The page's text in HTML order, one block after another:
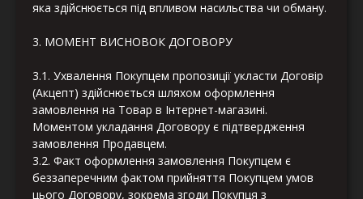
яка здійснюється під впливом насильства чи обману.
3. МОМЕНТ ВИСНОВОК ДОГОВОРУ
3.1. Ухвалення Покупцем пропозиції укласти Договір
(Акцепт) здійснюється шляхом оформлення
замовлення на Товар в Інтернет-магазині.
Моментом укладання Договору є підтвердження
замовлення Продавцем.
3.2. Факт оформлення замовлення Покупцем є
беззаперечним фактом прийняття Покупцем умов
цього Договору, зокрема згоди Покупця з